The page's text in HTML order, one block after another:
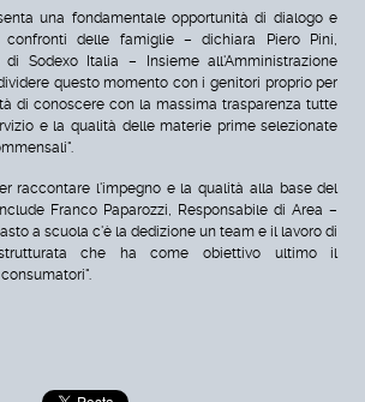
una fondamentale opportunità di dialogo e
confronti delle famiglie – dichiara Piero Pini,
di Sodexo Italia – Insieme all'Amministrazione
questo momento con i genitori proprio per
di conoscere con la massima trasparenza tutte
e la qualità delle materie prime selezionate
raccontare l'impegno e la qualità alla base del
Franco Paparozzi, Responsabile di Area –
a scuola c'è la dedizione un team e il lavoro di
strutturata che ha come obiettivo ultimo il